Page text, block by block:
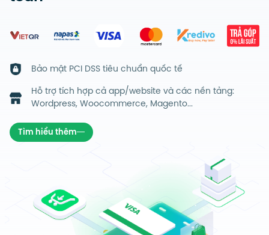
Bảo mật PCI DSS tiêu chuẩn quốc tế
Hỗ trợ tích hợp cả app/website và các nền tảng:
Wordpress, Woocommerce, Magento...
Tìm hiểu thêm